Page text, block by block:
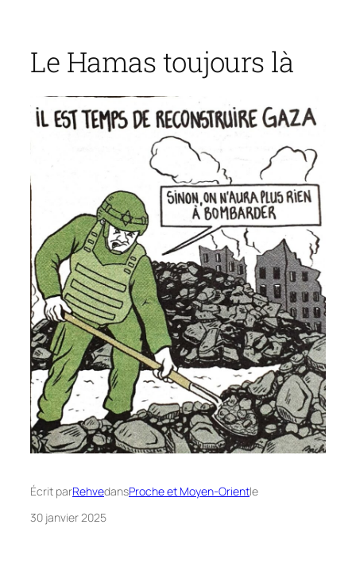
Le Hamas toujours là
Écrit parRehvedansProche et Moyen-Orientle
30 janvier 2025